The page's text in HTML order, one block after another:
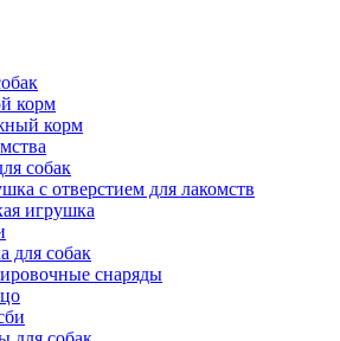
корм
корм
собак
с отверстием для лакомств
игрушка
для собак
снаряды